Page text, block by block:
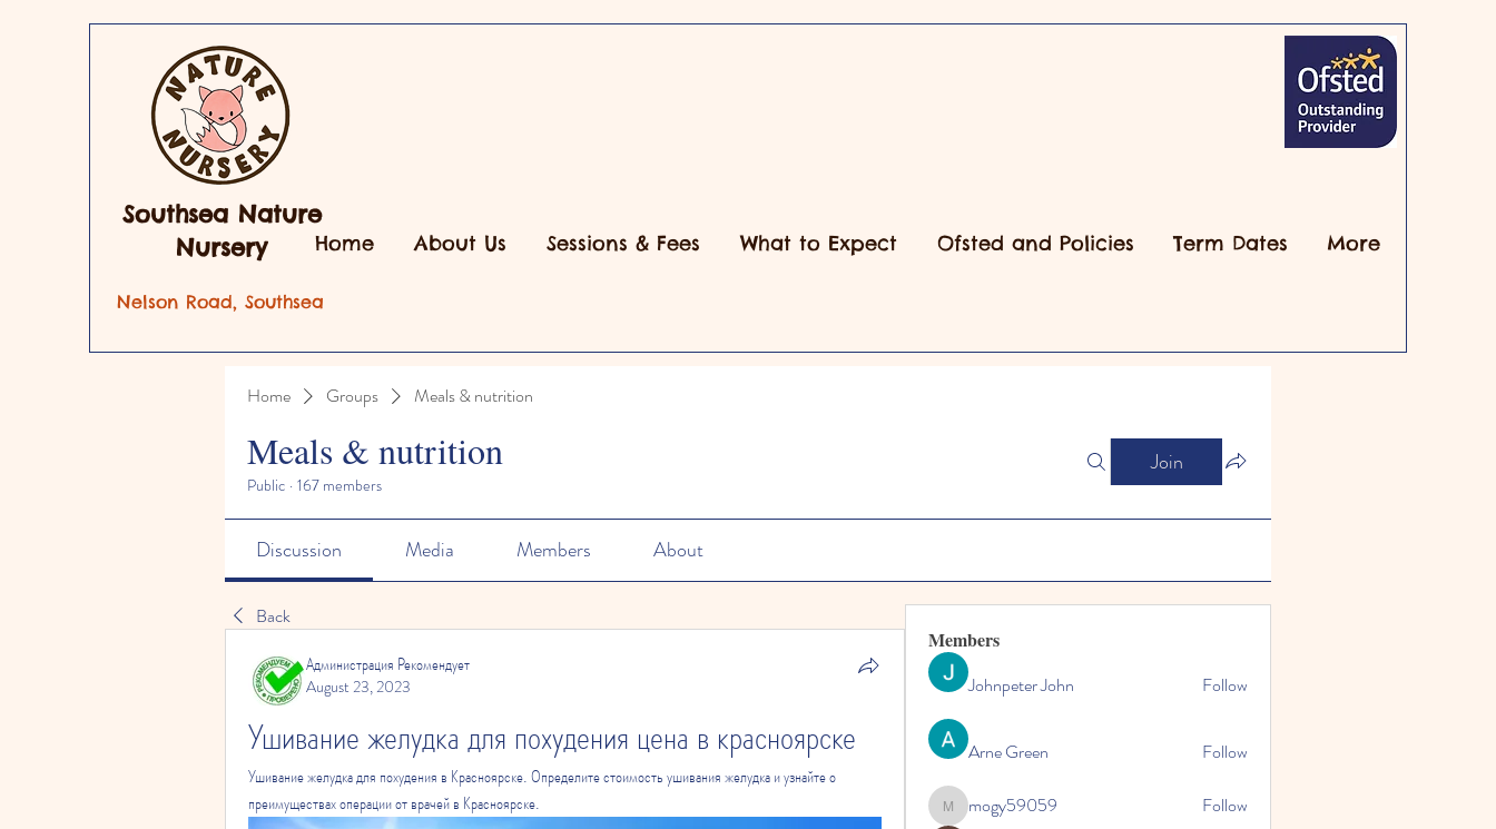
Southsea Nature
Nursery
Nelson Road, Southsea
Home About Us Sessions & Fees What to Expect Ofsted and Policies Term Dates More
Home Groups Meals & nutrition
Meals & nutrition
Public · 167 members
Join
Discussion Media Members About
Back
Администрация Рекомендует
August 23, 2023
Ушивание желудка для похудения цена в красноярске
Ушивание желудка для похудения в Красноярске. Определите стоимость ушивания желудка и узнайте о
преимуществах операции от врачей в Красноярске.
Members
Johnpeter John
Follow
Arne Green Follow
mogy59059
mogy59059
Follow